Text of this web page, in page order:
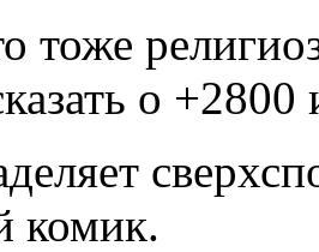
тоже
о +2800
комик.